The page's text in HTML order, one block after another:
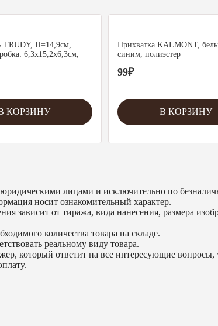
TRUDY, Н=14,9см,
6,3х15,2х6,3см,
КОРЗИНУ
Прихватка KALMONT,
синим, полиэстер
99₽
В КОРЗИНУ
лицами и исключительно по
носит ознакомительный характер.
зависит от тиража, вида нанесения, размера
количества товара на складе.
реальному виду товара.
который ответит на все интересующие вопросы,